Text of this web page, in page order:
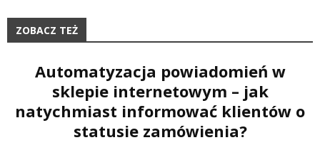
ZOBACZ TEŻ
Automatyzacja powiadomień w
sklepie internetowym – jak
natychmiast informować klientów o
statusie zamówienia?